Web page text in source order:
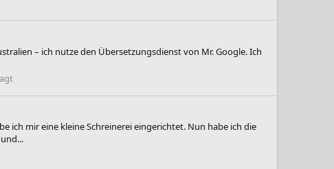
– ich nutze den Übersetzungsdienst von Mr. Google. Ich
ich mir eine kleine Schreinerei eingerichtet. Nun habe ich die